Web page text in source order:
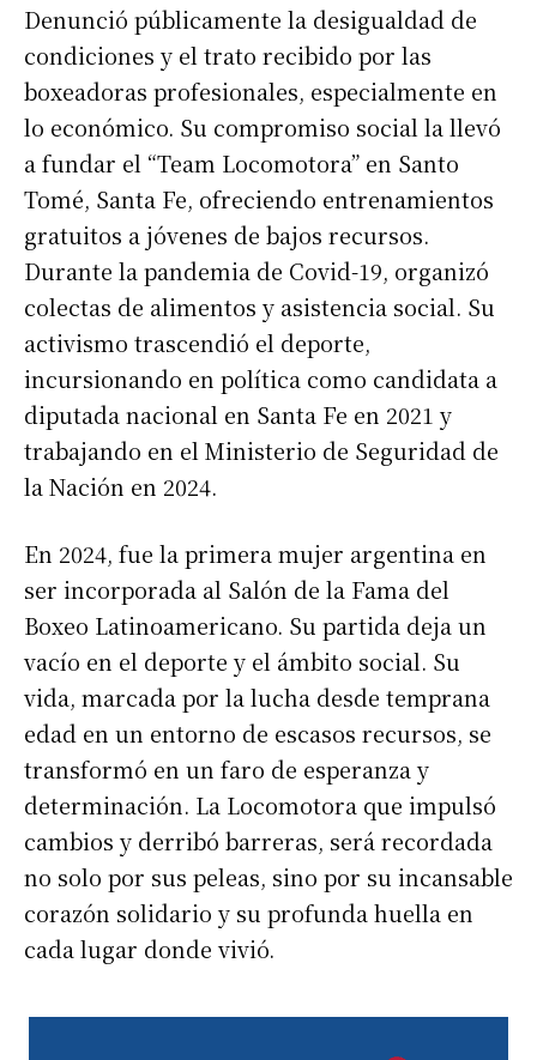
Denunció públicamente la desigualdad de
condiciones y el trato recibido por las
boxeadoras profesionales, especialmente en
lo económico. Su compromiso social la llevó
a fundar el “Team Locomotora” en Santo
Tomé, Santa Fe, ofreciendo entrenamientos
gratuitos a jóvenes de bajos recursos.
Durante la pandemia de Covid-19, organizó
colectas de alimentos y asistencia social. Su
activismo trascendió el deporte,
incursionando en política como candidata a
diputada nacional en Santa Fe en 2021 y
trabajando en el Ministerio de Seguridad de
la Nación en 2024.
En 2024, fue la primera mujer argentina en
ser incorporada al Salón de la Fama del
Boxeo Latinoamericano. Su partida deja un
vacío en el deporte y el ámbito social. Su
vida, marcada por la lucha desde temprana
edad en un entorno de escasos recursos, se
transformó en un faro de esperanza y
determinación. La Locomotora que impulsó
cambios y derribó barreras, será recordada
no solo por sus peleas, sino por su incansable
corazón solidario y su profunda huella en
cada lugar donde vivió.